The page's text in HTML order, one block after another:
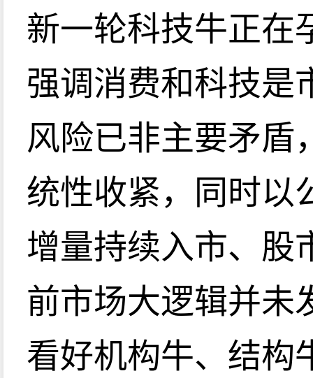
新一轮科技牛正在
强调消费和科技是
风险已非主要矛盾
统性收紧，同时以
增量持续入市、股
前市场大逻辑并未
看好机构牛、结构